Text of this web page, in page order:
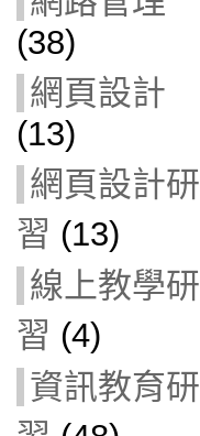
(38)
網頁設計
(13)
網頁設計研
習 (13)
線上教學研
習 (4)
資訊教育研